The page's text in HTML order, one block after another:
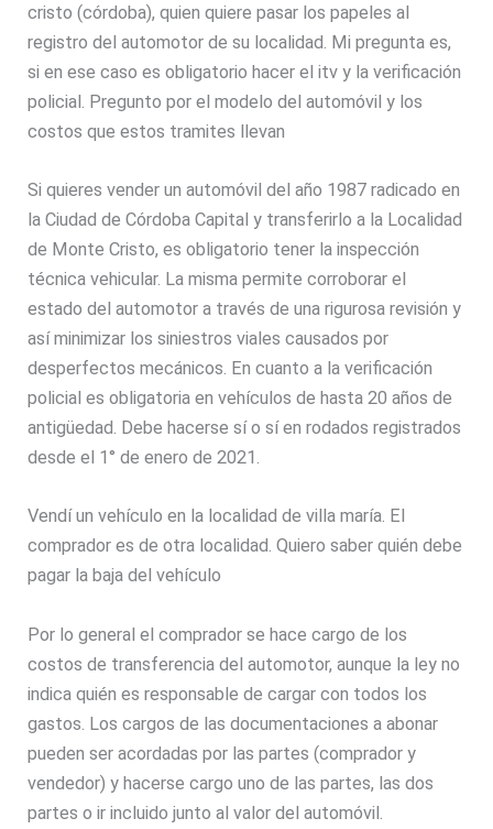
cristo (córdoba), quien quiere pasar los papeles al
registro del automotor de su localidad. Mi pregunta es,
si en ese caso es obligatorio hacer el itv y la verificación
policial. Pregunto por el modelo del automóvil y los
costos que estos tramites llevan
Si quieres vender un automóvil del año 1987 radicado en
la Ciudad de Córdoba Capital y transferirlo a la Localidad
de Monte Cristo, es obligatorio tener la inspección
técnica vehicular. La misma permite corroborar el
estado del automotor a través de una rigurosa revisión y
así minimizar los siniestros viales causados por
desperfectos mecánicos. En cuanto a la verificación
policial es obligatoria en vehículos de hasta 20 años de
antigüedad. Debe hacerse sí o sí en rodados registrados
desde el 1° de enero de 2021.
Vendí un vehículo en la localidad de villa maría. El
comprador es de otra localidad. Quiero saber quién debe
pagar la baja del vehículo
Por lo general el comprador se hace cargo de los
costos de transferencia del automotor, aunque la ley no
indica quién es responsable de cargar con todos los
gastos. Los cargos de las documentaciones a abonar
pueden ser acordadas por las partes (comprador y
vendedor) y hacerse cargo uno de las partes, las dos
partes o ir incluido junto al valor del automóvil.